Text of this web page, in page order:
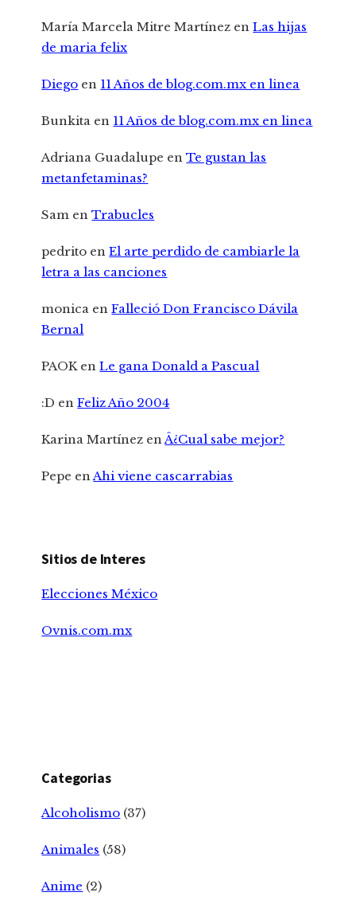
María Marcela Mitre Martínez enLas hijas
de maria felix
Diego en 11 Años de blog.com.mx en linea
Bunkita en 11 Años de blog.com.mx en linea
Adriana Guadalupe enTe gustan las
metanfetaminas?
Sam enTrabucles
pedrito enEl arte perdido de cambiarle la
letra a las canciones
monica enFalleció Don Francisco Dávila
Bernal
PAOKenLe gana Donald a Pascual
:D enFeliz Año 2004
Karina Martínez enÂ¿Cual sabe mejor?
Pepe enAhi viene cascarrabias
Sitios de Interes
Elecciones México
Ovnis.com.mx
Categorias
Alcoholismo (37)
Animales (58)
Anime (2)